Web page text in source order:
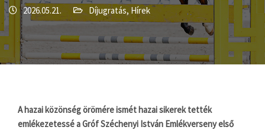
2026.05.21. Díjugratás,Hírek
A hazai közönség örömére ismét hazai sikerek tették
emlékezetessé a Gróf Széchenyi István Emlékverseny első